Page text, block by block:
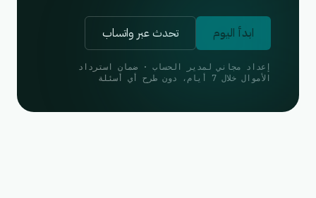
ابدأ اليوم تحدث عبر واتساب
إعداد مجاني لمدير الحساب · ضمان استرداد
الأموال خلال 7 أيام، دون طرح أي أسئلة